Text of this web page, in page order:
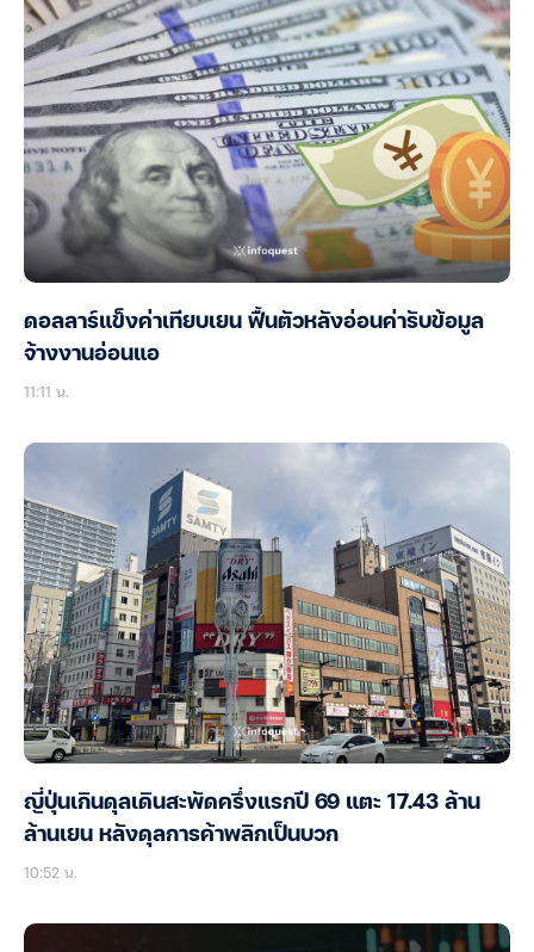
ดอลลาร์แข็งค่าเทียบเยน ฟื้นตัวหลังอ่อนค่ารับข้อมูล
จ้างงานอ่อนแอ
11:11 น.
ญี่ปุ่นเกินดุลเดินสะพัดครึ่งแรกปี 69 แตะ 17.43 ล้าน
ล้านเยน หลังดุลการค้าพลิกเป็นบวก
10:52 น.